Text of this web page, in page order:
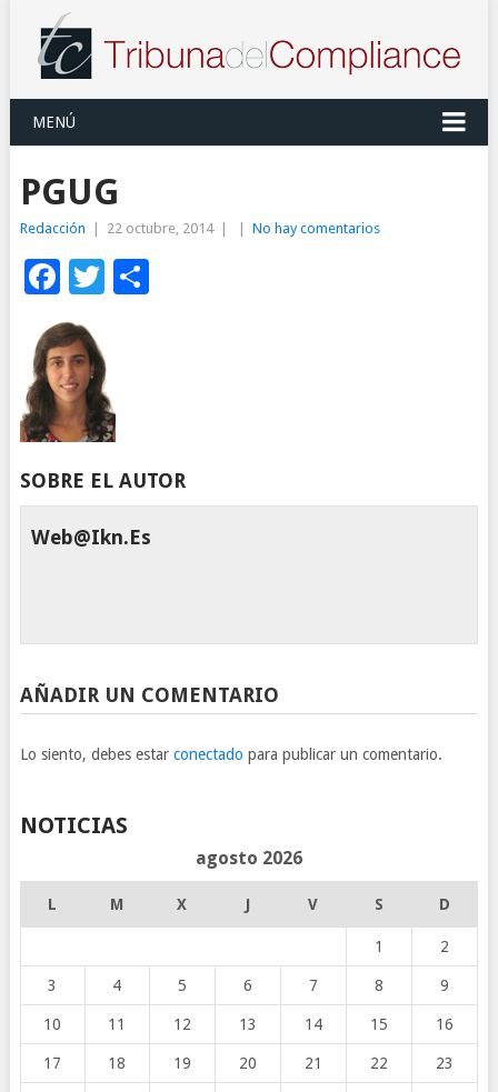
MENÚ
PGUG
Redacción 22 octubre, 2014 No hay comentarios
Facebook
Twitter
Compartir
SOBRE EL AUTOR
Web@ikn.es
AÑADIR UN COMENTARIO
Lo siento, debes estar conectado para publicar un comentario.
NOTICIAS
agosto 2026
L M X J V S D
1 2
3 4 5 6 7 8 9
10 11 12 13 14 15 16
17 18 19 20 21 22 23